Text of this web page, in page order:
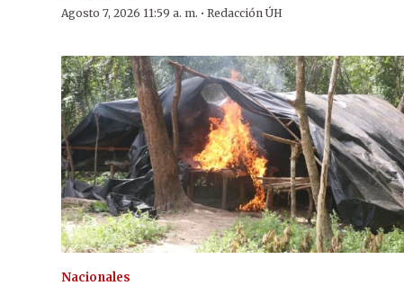
Agosto 7, 2026 11:59 a. m. · Redacción ÚH
Nacionales